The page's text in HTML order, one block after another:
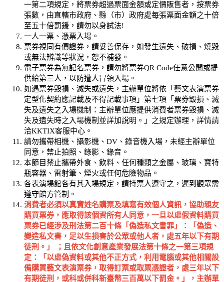
一第二項規定，將票券超過票面金額或定價販售者，按票券
張數，由直轄市政府、縣（市）政府處每張票面金額之十倍
至五十倍罰鍰，請勿以身試法!
一人一票、憑票入場。
票券視同有價證券，請妥善保存，如發生遺失、破損、燒毀
或無法辨識等狀況，恕不補發。
電子票券為無記名票券，請勿將票券QR Code任意公開或提
供給第三人，以防遭人冒領入場。
如遇票券毀損、滅失或遺失，主辦單位將依「藝文表演票券
定型化契約應記載及不得記載事項」第七項「票券毀損、滅
失及遺失之入場機制：主辦單位應提供消費者票券毀損、滅
失及遺失時之入場機制並詳加說明。」之規定辦理，詳情請
洽KKTIX客服中心。
請勿攜帶相機、攝影機、DV、錄音機入場，未經主辦單位
同意，禁止拍照、錄影、錄音。
本節目禁止攜帶外食、飲料、任何種類之金屬、玻璃、寶特
瓶容器、雷射筆、煙火或任何危險物品。
各表演場館各有其入場規定，請持票人遵守之，遲到觀眾需
遵守館方管制。
消費者必須以真實姓名購票及填寫有效個人資訊，協助親友
購買票券，應取得該個資所有人同意，一旦以虛假資料購買
票券已經涉及刑法第二百十條「偽造私文書罪」：「偽造、
變造私文書，足以生損害於公眾或他人者，處五年以下有期
徒刑。」
；且依文化創意產業發展法第十條之一第三項規
定：「以虛偽資料或其他不正方式，利用電腦或其他相關設
備購買藝文表演票券，取得訂票或取票憑證者，處三年以下
有期徒刑，或科或併科新臺幣三百萬以下罰金。」，主辦單